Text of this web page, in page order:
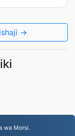
→
wa Morsi.